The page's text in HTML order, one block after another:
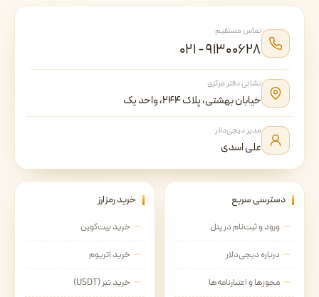
تماس مستقیم
۰۲۱ - ۹۱۳۰۰۶۲۸
نشانی دفتر مرکزی
خیابان بهشتی، پلاک ۲۴۴، واحد یک
مدیر دیجی‌دلار
علی اسدی
دسترسی سریع
ورود و ثبت‌نام در پنل
درباره دیجی‌دلار
مجوزها و اعتبارنامه‌ها
خرید رمزارز
خرید بیت‌کوین
خرید اتریوم
خرید تتر (USDT)